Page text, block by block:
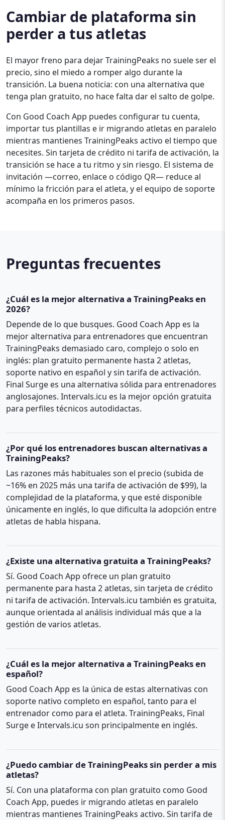
Cambiar de plataforma sin
perder a tus atletas
El mayor freno para dejar TrainingPeaks no suele ser el
precio, sino el miedo a romper algo durante la
transición. La buena noticia: con una alternativa que
tenga plan gratuito, no hace falta dar el salto de golpe.
Con Good Coach App puedes configurar tu cuenta,
importar tus plantillas e ir migrando atletas en paralelo
mientras mantienes TrainingPeaks activo el tiempo que
necesites. Sin tarjeta de crédito ni tarifa de activación, la
transición se hace a tu ritmo y sin riesgo. El sistema de
invitación —correo, enlace o código QR— reduce al
mínimo la fricción para el atleta, y el equipo de soporte
acompaña en los primeros pasos.
Preguntas frecuentes
¿Cuál es la mejor alternativa a TrainingPeaks en
2026?
Depende de lo que busques. Good Coach App es la
mejor alternativa para entrenadores que encuentran
TrainingPeaks demasiado caro, complejo o solo en
inglés: plan gratuito permanente hasta 2 atletas,
soporte nativo en español y sin tarifa de activación.
Final Surge es una alternativa sólida para entrenadores
anglosajones. Intervals.icu es la mejor opción gratuita
para perfiles técnicos autodidactas.
¿Por qué los entrenadores buscan alternativas a
TrainingPeaks?
Las razones más habituales son el precio (subida de
~16% en 2025 más una tarifa de activación de $99), la
complejidad de la plataforma, y que esté disponible
únicamente en inglés, lo que dificulta la adopción entre
atletas de habla hispana.
¿Existe una alternativa gratuita a TrainingPeaks?
Sí. Good Coach App ofrece un plan gratuito
permanente para hasta 2 atletas, sin tarjeta de crédito
ni tarifa de activación. Intervals.icu también es gratuita,
aunque orientada al análisis individual más que a la
gestión de varios atletas.
¿Cuál es la mejor alternativa a TrainingPeaks en
español?
Good Coach App es la única de estas alternativas con
soporte nativo completo en español, tanto para el
entrenador como para el atleta. TrainingPeaks, Final
Surge e Intervals.icu son principalmente en inglés.
¿Puedo cambiar de TrainingPeaks sin perder a mis
atletas?
Sí. Con una plataforma con plan gratuito como Good
Coach App, puedes ir migrando atletas en paralelo
mientras mantienes TrainingPeaks activo. Sin tarifa de